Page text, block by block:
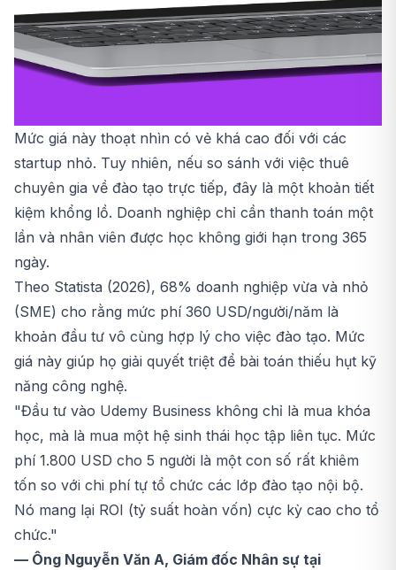
Mức giá này thoạt nhìn có vẻ khá cao đối với các
startup nhỏ. Tuy nhiên, nếu so sánh với việc thuê
chuyên gia về đào tạo trực tiếp, đây là một khoản tiết
kiệm khổng lồ. Doanh nghiệp chỉ cần thanh toán một
lần và nhân viên được học không giới hạn trong 365
ngày.
Theo Statista (2026), 68% doanh nghiệp vừa và nhỏ
(SME) cho rằng mức phí 360 USD/người/năm là
khoản đầu tư vô cùng hợp lý cho việc đào tạo. Mức
giá này giúp họ giải quyết triệt để bài toán thiếu hụt kỹ
năng công nghệ.
"Đầu tư vào Udemy Business không chỉ là mua khóa
học, mà là mua một hệ sinh thái học tập liên tục. Mức
phí 1.800 USD cho 5 người là một con số rất khiêm
tốn so với chi phí tự tổ chức các lớp đào tạo nội bộ.
Nó mang lại ROI (tỷ suất hoàn vốn) cực kỳ cao cho tổ
chức."
— Ông Nguyễn Văn A, Giám đốc Nhân sự tại